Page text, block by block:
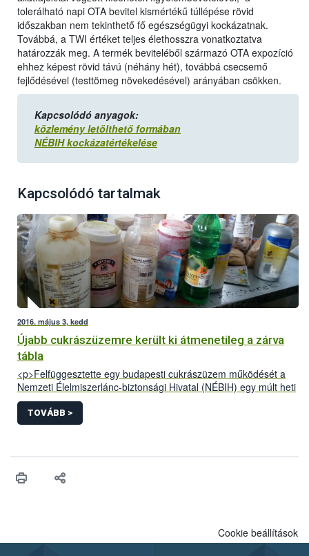
tolerálható napi OTA bevitel kismértékű túllépése rövid
időszakban nem tekinthető fő egészségügyi kockázatnak.
Továbbá, a TWI értéket teljes élethosszra vonatkoztatva
határozzák meg. A termék beviteléből származó OTA expozíció
ehhez képest rövid távú (néhány hét), továbbá csecsemő
fejlődésével (testtömeg növekedésével) arányában csökken.
Kapcsolódó anyagok:
közlemény letölthető formában
NÉBIH kockázatértékelése
Kapcsolódó tartalmak
2016. május 3, kedd
Újabb cukrászüzemre került ki átmenetileg a zárva
tábla
<p>Felfüggesztette egy budapesti cukrászüzem működését a
Nemzeti Élelmiszerlánc-biztonsági Hivatal (NÉBIH) egy múlt heti
ellenőrzés során. Az üzemben jelöletlen alapanyagok,
ismeretlen gyártási idejű félkész- és késztermékek, valamint
súlyos higiéniai problémák voltak. Az eljárás során több mint
TOVÁBB >
Cookie beállítások